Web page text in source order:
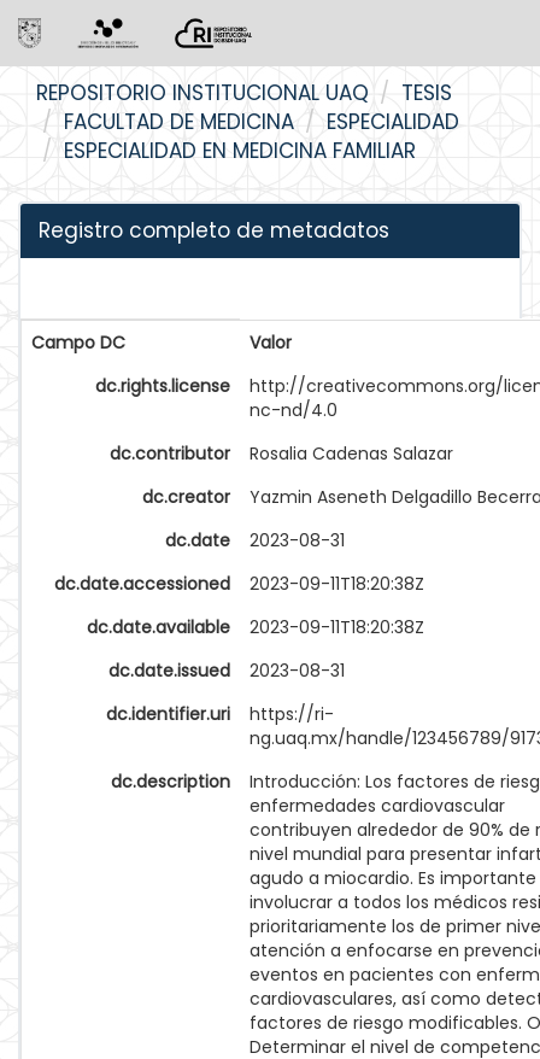
navigation
REPOSITORIO INSTITUCIONAL UAQ
TESIS
FACULTAD DE MEDICINA
ESPECIALIDAD
ESPECIALIDAD EN MEDICINA FAMILIAR
Registro completo de metadatos
Campo DC
Valor
dc.rights.license
http://creativecommons.org/
nc-nd/4.0
dc.contributor
Rosalia Cadenas Salazar
dc.creator
Yazmin Aseneth Delgadillo
dc.date
2023-08-31
dc.date.accessioned
2023-09-11T18:20:38Z
dc.date.available
2023-09-11T18:20:38Z
dc.date.issued
2023-08-31
dc.identifier.uri
https://ri-
ng.uaq.mx/handle/123456789/
dc.description
Introducción: Los factores de
enfermedades cardiovascular
contribuyen alrededor de 90% de
nivel mundial para presentar
agudo a miocardio. Es importante
involucrar a todos los médicos
prioritariamente los de primer
atención a enfocarse en
eventos en pacientes con
cardiovasculares, así como
factores de riesgo modificables.
Determinar el nivel de